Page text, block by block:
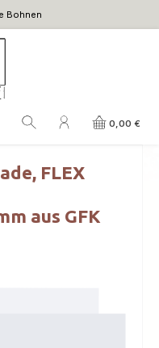
Bohnen
0,00 €
FLEX
aus GFK